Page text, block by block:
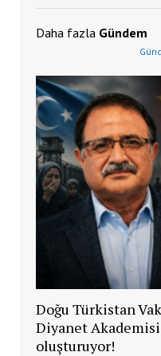
Daha fazla Gündem
Doğu Türkistan
Diyanet
oluşturuyor!